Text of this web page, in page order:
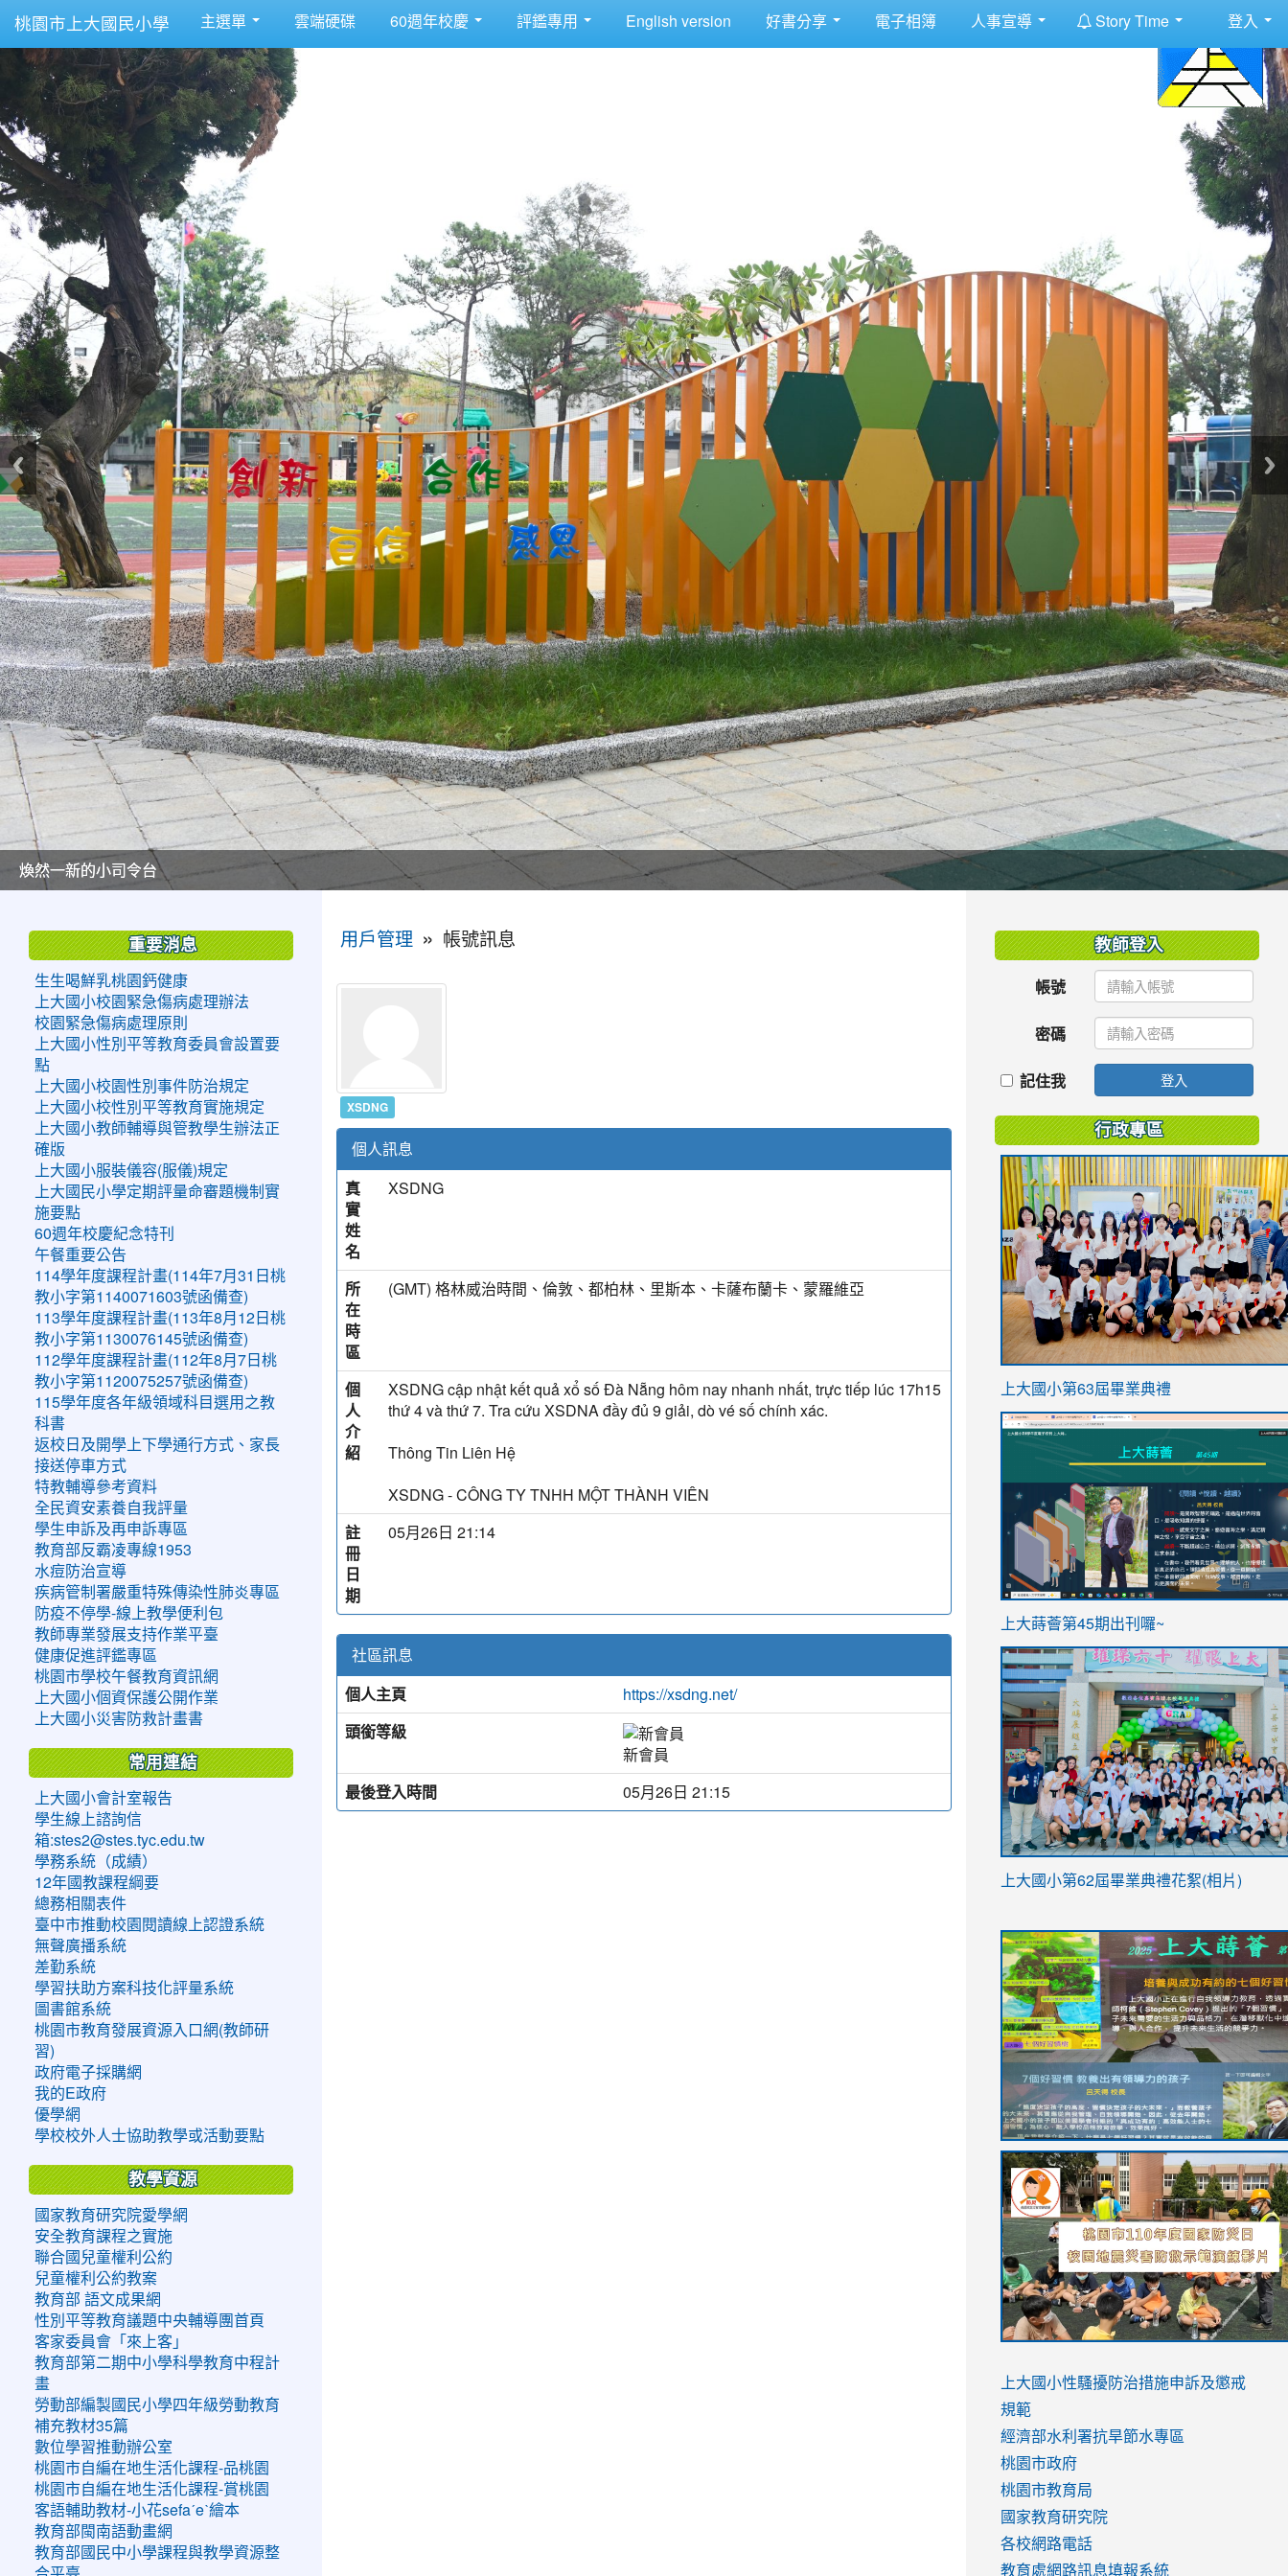
桃園市上大國民小學 主選單 雲端硬碟 60週年校慶 評鑑專用 English version 好書分享 電子相簿 人事宣導 Story Time 登入
美麗的操場是我們活力的來源
美麗的操場是我們活力的來源
煥然一新的小司令台
煥然一新的小司令台
富含桃園埤塘田園風光意象的中廊
富含桃園埤塘田園風光意象的中廊
嶄新的中庭廣場
嶄新的中庭廣場
水生池生生不息
水生池生生不息
用戶管理 » 帳號訊息
XSDNG
個人訊息
真
實
姓
名
XSDNG
所
在
時
區
(GMT) 格林威治時間、倫敦、都柏林、里斯本、卡薩布蘭卡、蒙羅維亞
個
人
介
紹
XSDNG cập nhật kết quả xổ số Đà Nẵng hôm nay nhanh nhất, trực tiếp lúc 17h15
thứ 4 và thứ 7. Tra cứu XSDNA đầy đủ 9 giải, dò vé số chính xác.
Thông Tin Liên Hệ
XSDNG - CÔNG TY TNHH MỘT THÀNH VIÊN
註
冊
日
期
05月26日 21:14
社區訊息
個人主頁
https://xsdng.net/
頭銜等級
新會員
最後登入時間
05月26日 21:15
重要消息
生生喝鮮乳桃園鈣健康
上大國小校園緊急傷病處理辦法
校園緊急傷病處理原則
上大國小性別平等教育委員會設置要
點
上大國小校園性別事件防治規定
上大國小校性別平等教育實施規定
上大國小教師輔導與管教學生辦法正
確版
上大國小服裝儀容(服儀)規定
上大國民小學定期評量命審題機制實
施要點
60週年校慶紀念特刊
午餐重要公告
114學年度課程計畫(114年7月31日桃
教小字第1140071603號函備查)
113學年度課程計畫(113年8月12日桃
教小字第1130076145號函備查)
112學年度課程計畫(112年8月7日桃
教小字第1120075257號函備查)
115學年度各年級領域科目選用之教
科書
返校日及開學上下學通行方式、家長
接送停車方式
特教輔導參考資料
全民資安素養自我評量
學生申訴及再申訴專區
教育部反霸凌專線1953
水痘防治宣導
疾病管制署嚴重特殊傳染性肺炎專區
防疫不停學-線上教學便利包
教師專業發展支持作業平臺
健康促進評鑑專區
桃園市學校午餐教育資訊網
上大國小個資保護公開作業
上大國小災害防救計畫書
常用連結
上大國小會計室報告
學生線上諮詢信
箱:stes2@stes.tyc.edu.tw
學務系統（成績）
12年國教課程綱要
總務相關表件
臺中市推動校園閱讀線上認證系統
無聲廣播系統
差勤系統
學習扶助方案科技化評量系統
圖書館系統
桃園市教育發展資源入口網(教師研
習)
政府電子採購網
我的E政府
優學網
學校校外人士協助教學或活動要點
教學資源
國家教育研究院愛學網
安全教育課程之實施
聯合國兒童權利公約
兒童權利公約教案
教育部 語文成果網
性別平等教育議題中央輔導團首頁
客家委員會「來上客」
教育部第二期中小學科學教育中程計
畫
勞動部編製國民小學四年級勞動教育
補充教材35篇
數位學習推動辦公室
桃園市自編在地生活化課程-品桃園
桃園市自編在地生活化課程-賞桃園
客語輔助教材-小花sefaˊeˋ繪本
教育部閩南語動畫網
教育部國民中小學課程與教學資源整
教師登入
帳號
密碼
記住我 登入
行政專區
link
https://sites.google.com/stes.tyc.edu.tw/
上大國小第63屆畢業典禮
link
ink
https://sites.google.com/stes.tyc.edu.tw/
link
https://sites.google.com/stes.tyc.edu.tw/
上大蒔薈第45期出刊囉~
link
YfDQppRvyMk686kIw6SBbssEIZ6WnT/
usp=sharing
上大國小第62屆畢業典禮花絮(相片)
to
https://drive.google.com/file/d/1I-
YfDQppRvyMk686kIw6SBbssEIZ6WnT/
usp=sharing
to
https://sites.google.com/stes.tyc.edu.tw/
link
to
https://sites.google.com/stes.tyc.edu.tw/
link
to
https://drive.google.com/file/d/
usp=sharing
link
to
https://youtu.be/jJOMVWY3-
8M
link
to
https://drive.google.com/file/d/
usp=sharing
to
https://www.youtube.com/watch?
v=hC_gdZndU9s
to
https://www.youtube.com/watch?
v=hC_gdZndU9s
link
to
https://www.youtube.com/watch?
v=mfpNykQ0g4M
上大國小性騷擾防治措施申訴及懲戒
規範
經濟部水利署抗旱節水專區
桃園市政府
桃園市教育局
國家教育研究院
各校網路電話
教育處網路訊息填報系統